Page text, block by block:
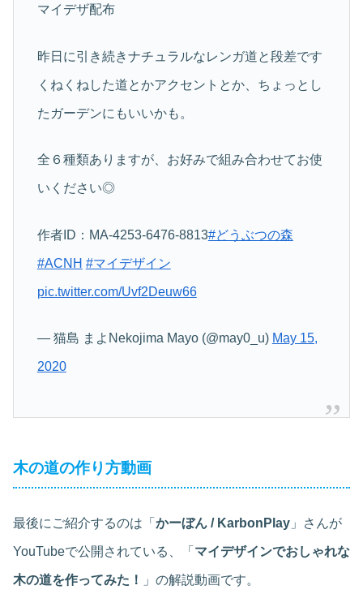
マイデザ配布
昨日に引き続きナチュラルなレンガ道と段差です
くねくねした道とかアクセントとか、ちょっとし
たガーデンにもいいかも。
全６種類ありますが、お好みで組み合わせてお使
いください◎
作者ID：MA-4253-6476-8813#どうぶつの森
#ACNH #マイデザイン
pic.twitter.com/Uvf2Deuw66
— 猫島 まよNekojima Mayo (@may0_u) May 15,
2020
木の道の作り方動画
最後にご紹介するのは「 かーぼん / KarbonPlay 」さんが
YouTubeで公開されている、「 マイデザインでおしゃれな
木の道を作ってみた！ 」の解説動画です。